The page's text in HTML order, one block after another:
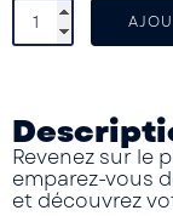
Revenez sur le
emparez-vous
et découvrez